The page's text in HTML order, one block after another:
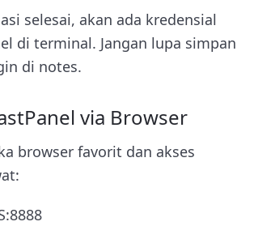
selesai, akan ada kredensial
di terminal. Jangan lupa simpan
di notes.
via Browser
browser favorit dan akses